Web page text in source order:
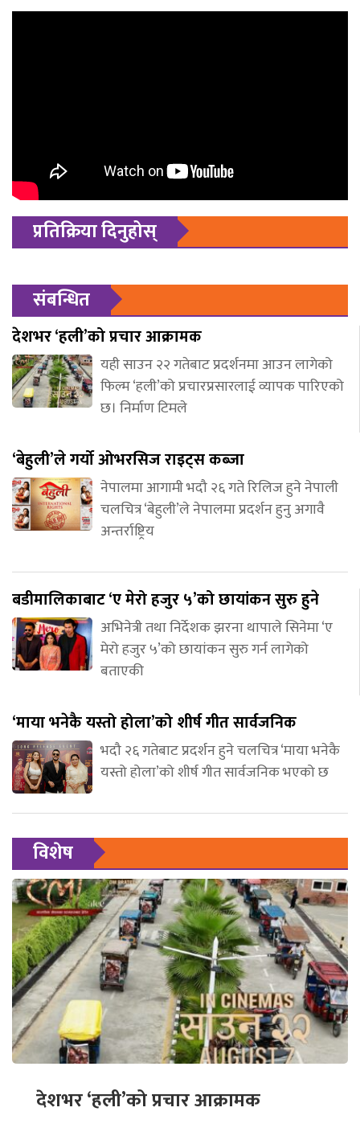
प्रतिक्रिया दिनुहोस्
संबन्धित
देशभर ‘हली’को प्रचार आक्रामक
यही साउन २२ गतेबाट प्रदर्शनमा आउन लागेको
फिल्म ‘हली’को प्रचारप्रसारलाई व्यापक पारिएको
छ। निर्माण टिमले
‘बेहुली’ले गर्यो ओभरसिज राइट्स कब्जा
नेपालमा आगामी भदौ २६ गते रिलिज हुने नेपाली
चलचित्र ‘बेहुली’ले नेपालमा प्रदर्शन हुनु अगावै
अन्तर्राष्ट्रिय
बडीमालिकाबाट ‘ए मेरो हजुर ५’को छायांकन सुरु हुने
अभिनेत्री तथा निर्देशक झरना थापाले सिनेमा ‘ए
मेरो हजुर ५’को छायांकन सुरु गर्न लागेको
बताएकी
‘माया भनेकै यस्तो होला’को शीर्ष गीत सार्वजनिक
भदौ २६ गतेबाट प्रदर्शन हुने चलचित्र ‘माया भनेकै
यस्तो होला’को शीर्ष गीत सार्वजनिक भएको छ
विशेष
देशभर ‘हली’को प्रचार आक्रामक